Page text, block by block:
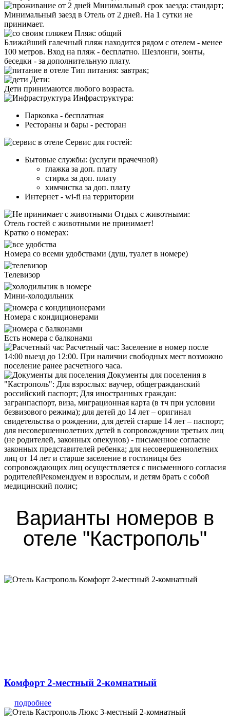
Минимальный срок заезда: стандарт;
Минимальный заезд в Отель от 2 дней. На 1 сутки не
принимает.
Пляж: общий
Ближайший галечный пляж находится рядом с отелем - менее
100 метров. Вход на пляж - бесплатно. Шезлонги, зонты,
беседки - за дополнительную плату.
Тип питания: завтрак;
Дети:
Дети принимаются любого возраста.
Инфраструктура:
Парковка - бесплатная
Рестораны и бары - ресторан
Cервис для гостей:
Бытовые службы: (услуги прачечной)
глажка за доп. плату
стирка за доп. плату
химчистка за доп. плату
Интернет - wi-fi на территории
Отдых с животными:
Отель гостей с животными не принимает!
Кратко о номерах:
Номера со всеми удобствами (душ, туалет в номере)
Телевизор
Мини-холодильник
Номера с кондиционерами
Есть номера с балконами
Расчетный час: Заселение в номер после
14:00 выезд до 12:00. При наличии свободных мест возможно
поселение ранее расчетного часа.
Документы для поселения в
"Кастрополь": Для взрослых: ваучер, общегражданский
российский паспорт; Для иностранных граждан:
загранпаспорт, виза, миграционная карта (в тч при условии
безвизового режима); для детей до 14 лет – оригинал
свидетельства о рождении, для детей старше 14 лет – паспорт;
для несовершеннолетних детей в сопровождении третьих лиц
(не родителей, законных опекунов) - письменное согласие
законных представителей ребенка; для несовершеннолетних
лиц от 14 лет и старше заселение в гостиницы без
сопровождающих лиц осуществляется с письменного согласия
родителейРекомендуем и взрослым, и детям брать с собой
медицинский полис;
Варианты номеров в
отеле "Кастрополь"
Комфорт 2-местный 2-комнатный
подробнее